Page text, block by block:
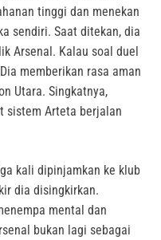
tinggi dan menekan
sendiri. Saat ditekan, dia
Arsenal. Kalau soal duel
Dia memberikan rasa aman
Utara. Singkatnya,
sistem Arteta berjalan
kali dipinjamkan ke klub
dia disingkirkan.
mental dan
bukan lagi sebagai